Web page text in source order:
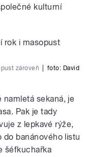
kulturní
zároveň foto: David
sekaná, je
Pak je tady
z lepkavé rýže,
do banánového listu
šéfkuchařka